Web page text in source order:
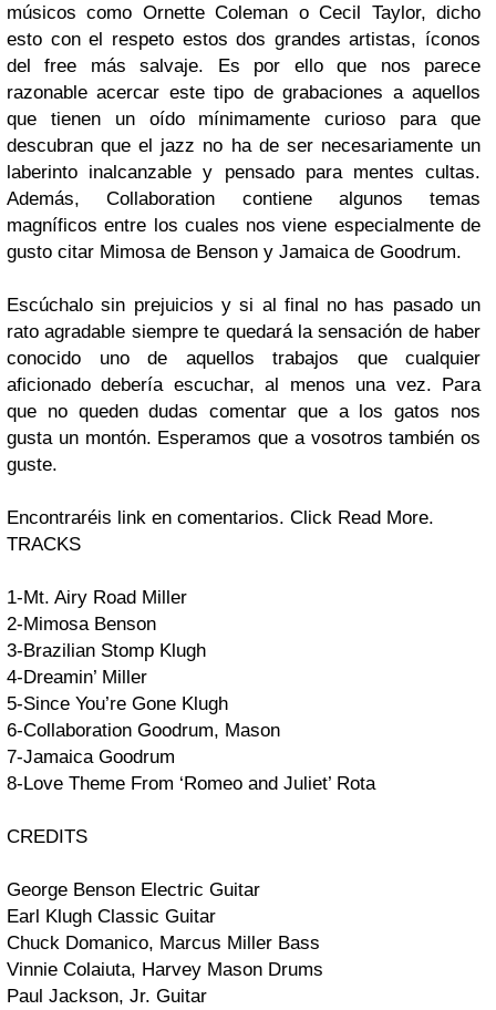
músicos como Ornette Coleman oCecil Taylor, dicho
esto con el respeto estos dos grandes artistas, íconos
del free más salvaje. Es por ello que nos parece
razonable acercar este tipo de grabaciones a aquellos
que tienen un oído mínimamente curioso para que
descubran que el jazz no ha de ser necesariamente un
laberinto inalcanzable y pensado para mentes cultas.
Además,Collaboration contiene algunos temas
magníficos entre los cuales nos viene especialmente de
gusto citar Mimosade Benson y Jamaicade Goodrum.
Escúchalo sin prejuicios y si al final no has pasado un
rato agradable siempre te quedará la sensación de haber
conocido uno de aquellos trabajos que cualquier
aficionado debería escuchar, al menos una vez. Para
que no queden dudas comentar que a los gatos nos
gusta un montón. Esperamos que a vosotros también os
guste.
Encontraréis link en comentarios. Click Read More.
TRACKS
1-Mt. Airy Road Miller
2-Mimosa Benson
3-Brazilian Stomp Klugh
4-Dreamin’ Miller
5-Since You’re Gone Klugh
6-Collaboration Goodrum, Mason
7-Jamaica Goodrum
8-Love Theme From ‘Romeo and Juliet’ Rota
CREDITS
George Benson Electric Guitar
Earl Klugh Classic Guitar
Chuck Domanico, Marcus Miller Bass
Vinnie Colaiuta, Harvey Mason Drums
Paul Jackson, Jr. Guitar